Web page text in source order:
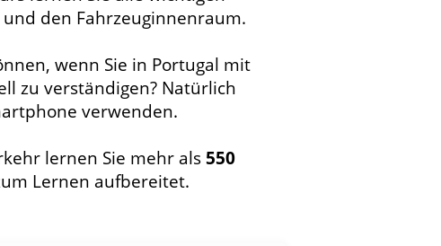
den Fahrzeuginnenraum.
wenn Sie in Portugal mit
zu verständigen? Natürlich
verwenden.
lernen Sie mehr als 550
Lernen aufbereitet.